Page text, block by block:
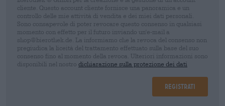
cliente. Questo account cliente fornisce una panoramica e un
controllo delle mie attività di vendita e dei miei dati personali.
Sono consapevole di poter revocare questo consenso in qualsiasi
momento con effetto per il futuro inviando un'e-mail a
shop@bierothek.de. La informiamo che la revoca del consenso non
pregiudica la liceità del trattamento effettuato sulla base del suo
consenso fino al momento della revoca. Ulteriori informazioni sono
disponibili nel nostro dichiarazione sulla protezione dei dati
Registrati